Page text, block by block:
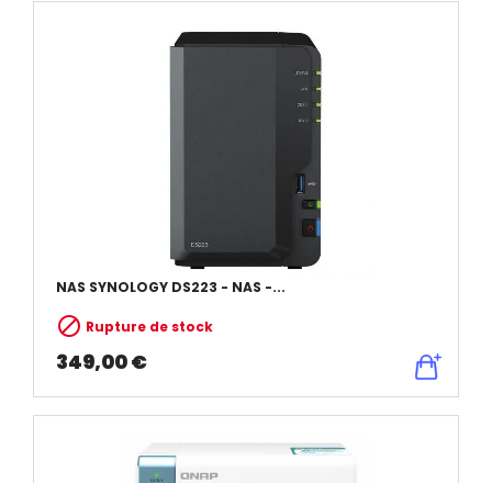
NAS SYNOLOGY DS223 - NAS -...
 Rupture de stock
349,00 €